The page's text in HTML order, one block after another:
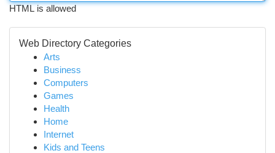
HTML is allowed
Web Directory Categories
Arts
Business
Computers
Games
Health
Home
Internet
Kids and Teens